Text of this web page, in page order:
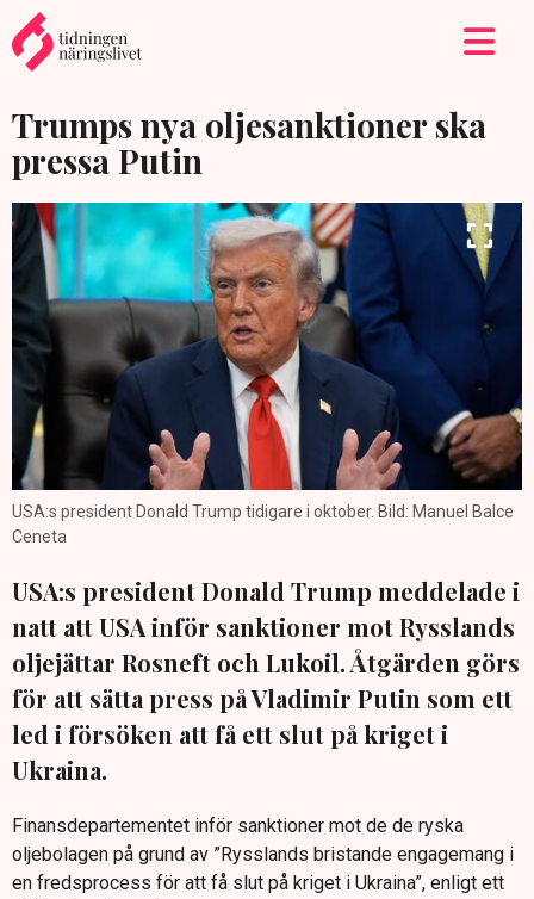
Trumps nya oljesanktioner ska
pressa Putin
USA:s president Donald Trump tidigare i oktober. Bild: Manuel Balce
Ceneta
USA:s president Donald Trump meddelade i
natt att USA inför sanktioner mot Rysslands
oljejättar Rosneft och Lukoil. Åtgärden görs
för att sätta press på Vladimir Putin som ett
led i försöken att få ett slut på kriget i
Ukraina.
Finansdepartementet inför sanktioner mot de de ryska
oljebolagen på grund av ”Rysslands bristande engagemang i
en fredsprocess för att få slut på kriget i Ukraina”, enligt ett